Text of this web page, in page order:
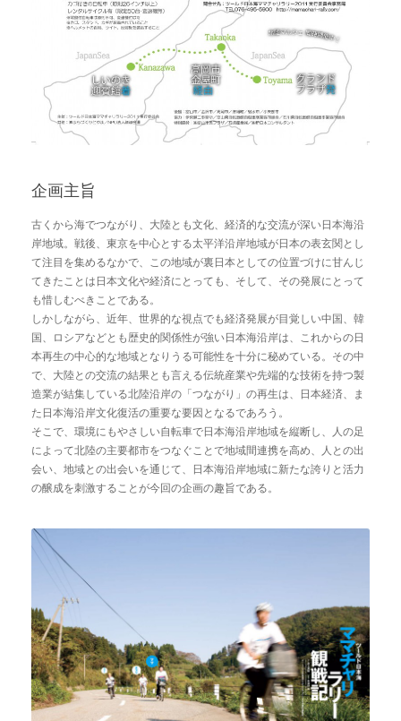
企画主旨
古くから海でつながり、大陸とも文化、経済的な交流が深い日本海沿
岸地域。戦後、東京を中心とする太平洋沿岸地域が日本の表玄関とし
て注目を集めるなかで、この地域が裏日本としての位置づけに甘んじ
てきたことは日本文化や経済にとっても、そして、その発展にとって
も惜しむべきことである。
しかしながら、近年、世界的な視点でも経済発展が目覚しい中国、韓
国、ロシアなどとも歴史的関係性が強い日本海沿岸は、これからの日
本再生の中心的な地域となりうる可能性を十分に秘めている。その中
で、大陸との交流の結果とも言える伝統産業や先端的な技術を持つ製
造業が結集している北陸沿岸の「つながり」の再生は、日本経済、ま
た日本海沿岸文化復活の重要な要因となるであろう。
そこで、環境にもやさしい自転車で日本海沿岸地域を縦断し、人の足
によって北陸の主要都市をつなぐことで地域間連携を高め、人との出
会い、地域との出会いを通じて、日本海沿岸地域に新たな誇りと活力
の醸成を刺激することが今回の企画の趣旨である。